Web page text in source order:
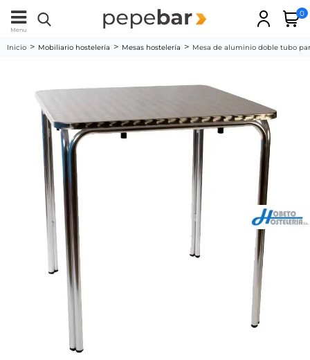
Menu
0
Inicio Mobiliario hostelería Mesas hostelería Mesa de aluminio doble tubo